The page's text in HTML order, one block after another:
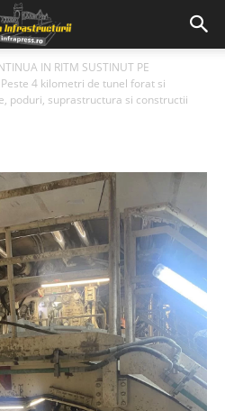
IN RITM SUSTINUT PE
Peste 4 kilometri de tunel forat si
poduri, suprastructura si constructii